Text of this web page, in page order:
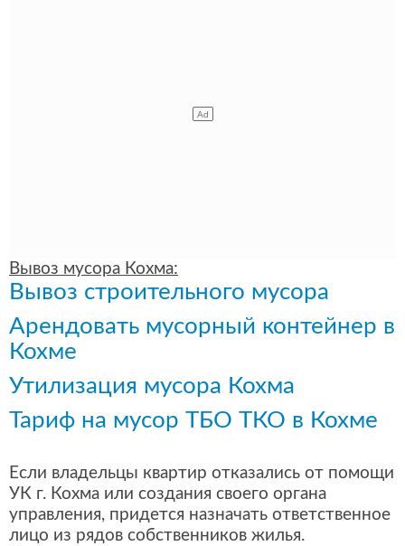
Вывоз мусора Кохма:
Вывоз строительного мусора
Арендовать мусорный контейнер в
Кохме
Утилизация мусора Кохма
Тариф на мусор ТБО ТКО в Кохме
Если владельцы квартир отказались от помощи
УК г. Кохма или создания своего органа
управления, придется назначать ответственное
лицо из рядов собственников жилья.